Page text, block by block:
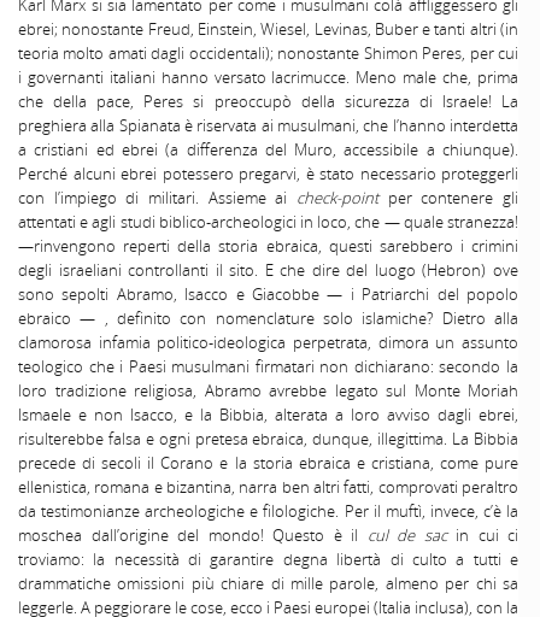
Karl Marx si sia lamentato per come i musulmani colà affliggessero gli
ebrei; nonostante Freud, Einstein, Wiesel, Levinas, Buber e tanti altri (in
teoria molto amati dagli occidentali); nonostante Shimon Peres, per cui
i governanti italiani hanno versato lacrimucce. Meno male che, prima
che della pace, Peres si preoccupò della sicurezza di Israele! La
preghiera alla Spianata è riservata ai musulmani, che l’hanno interdetta
a cristiani ed ebrei (a differenza del Muro, accessibile a chiunque).
Perché alcuni ebrei potessero pregarvi, è stato necessario proteggerli
con l’impiego di militari. Assieme ai check-pointper contenere gli
attentati e agli studi biblico-archeologici in loco, che — quale stranezza!
—rinvengono reperti della storia ebraica, questi sarebbero i crimini
degli israeliani controllanti il sito. E che dire del luogo (Hebron) ove
sono sepolti Abramo, Isacco e Giacobbe — i Patriarchi del popolo
ebraico — , definito con nomenclature solo islamiche? Dietro alla
clamorosa infamia politico-ideologica perpetrata, dimora un assunto
teologico che i Paesi musulmani firmatari non dichiarano: secondo la
loro tradizione religiosa, Abramo avrebbe legato sul Monte Moriah
Ismaele e non Isacco, e la Bibbia, alterata a loro avviso dagli ebrei,
risulterebbe falsa e ogni pretesa ebraica, dunque, illegittima. La Bibbia
precede di secoli il Corano e la storia ebraica e cristiana, come pure
ellenistica, romana e bizantina, narra ben altri fatti, comprovati peraltro
da testimonianze archeologiche e filologiche. Per il muftì, invece, c’è la
moschea dall’origine del mondo! Questo è il cul de sacin cui ci
troviamo: la necessità di garantire degna libertà di culto a tutti e
drammatiche omissioni più chiare di mille parole, almeno per chi sa
leggerle. A peggiorare le cose, ecco i Paesi europei (Italia inclusa), con la